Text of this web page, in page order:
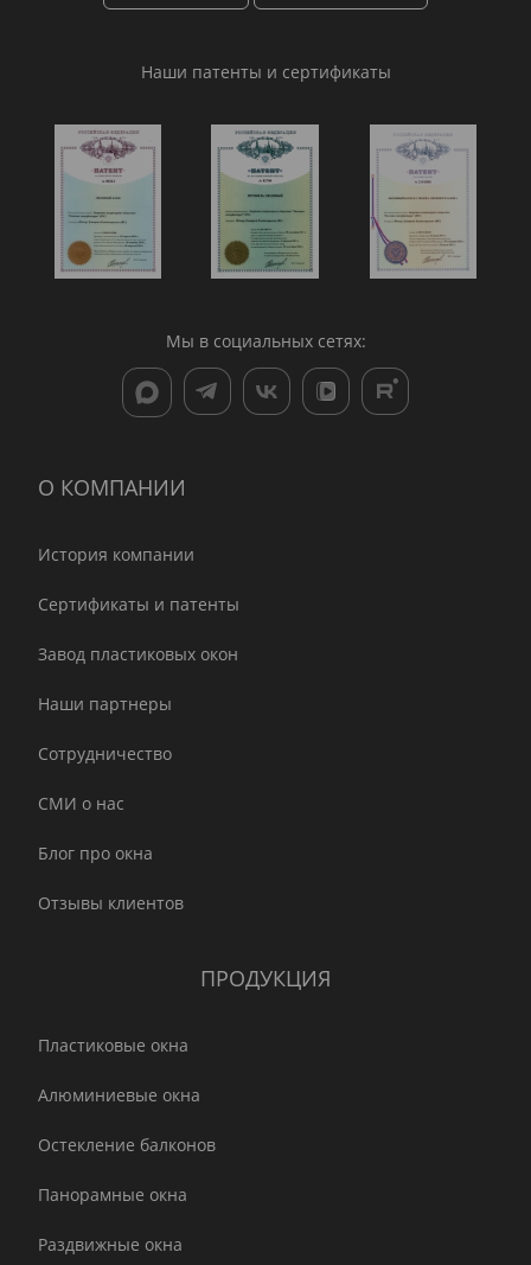
Наши патенты и сертификаты
Мы в социальных сетях:
О КОМПАНИИ
История компании
Сертификаты и патенты
Завод пластиковых окон
Наши партнеры
Сотрудничество
СМИ о нас
Блог про окна
Отзывы клиентов
ПРОДУКЦИЯ
Пластиковые окна
Алюминиевые окна
Остекление балконов
Панорамные окна
Раздвижные окна